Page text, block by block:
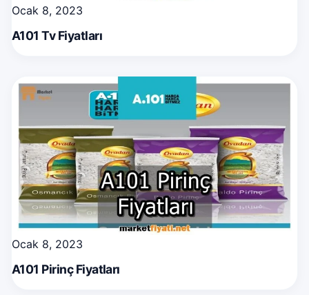
Ocak 8, 2023
A101 Tv Fiyatları
Ocak 8, 2023
A101 Pirinç Fiyatları